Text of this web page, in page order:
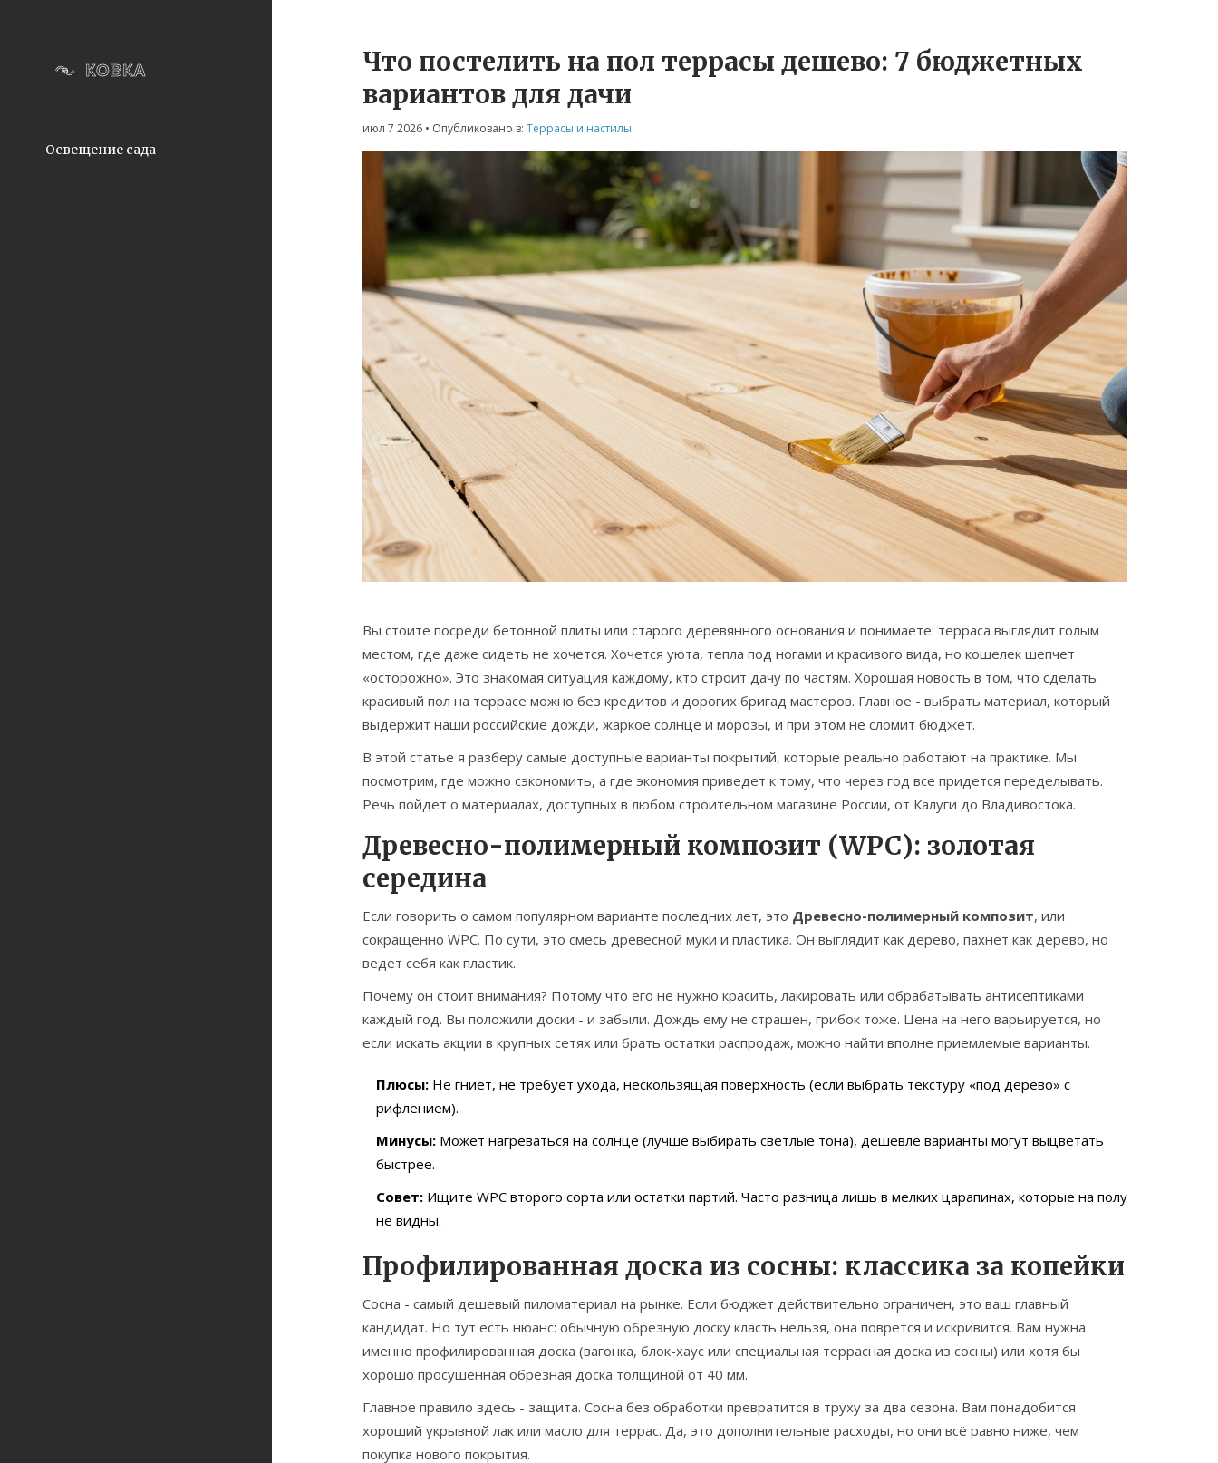
Освещение сада
Что постелить на пол террасы дешево: 7 бюджетных
вариантов для дачи
июл 7 2026 • Опубликовано в: Террасы и настилы
Вы стоите посреди бетонной плиты или старого деревянного основания и понимаете: терраса выглядит голым
местом, где даже сидеть не хочется. Хочется уюта, тепла под ногами и красивого вида, но кошелек шепчет
«осторожно». Это знакомая ситуация каждому, кто строит дачу по частям. Хорошая новость в том, что сделать
красивый пол на террасе можно без кредитов и дорогих бригад мастеров. Главное - выбрать материал, который
выдержит наши российские дожди, жаркое солнце и морозы, и при этом не сломит бюджет.
В этой статье я разберу самые доступные варианты покрытий, которые реально работают на практике. Мы
посмотрим, где можно сэкономить, а где экономия приведет к тому, что через год все придется переделывать.
Речь пойдет о материалах, доступных в любом строительном магазине России, от Калуги до Владивостока.
Древесно-полимерный композит (WPC): золотая
середина
Если говорить о самом популярном варианте последних лет, это Древесно-полимерный композит, или
сокращенно WPC. По сути, это смесь древесной муки и пластика. Он выглядит как дерево, пахнет как дерево, но
ведет себя как пластик.
Почему он стоит внимания? Потому что его не нужно красить, лакировать или обрабатывать антисептиками
каждый год. Вы положили доски - и забыли. Дождь ему не страшен, грибок тоже. Цена на него варьируется, но
если искать акции в крупных сетях или брать остатки распродаж, можно найти вполне приемлемые варианты.
Плюсы: Не гниет, не требует ухода, нескользящая поверхность (если выбрать текстуру «под дерево» с
рифлением).
Минусы: Может нагреваться на солнце (лучше выбирать светлые тона), дешевле варианты могут выцветать
быстрее.
Совет: Ищите WPC второго сорта или остатки партий. Часто разница лишь в мелких царапинах, которые на полу
не видны.
Профилированная доска из сосны: классика за копейки
Сосна - самый дешевый пиломатериал на рынке. Если бюджет действительно ограничен, это ваш главный
кандидат. Но тут есть нюанс: обычную обрезную доску класть нельзя, она поврется и искривится. Вам нужна
именно профилированная доска (вагонка, блок-хаус или специальная террасная доска из сосны) или хотя бы
хорошо просушенная обрезная доска толщиной от 40 мм.
Главное правило здесь - защита. Сосна без обработки превратится в труху за два сезона. Вам понадобится
хороший укрывной лак или масло для террас. Да, это дополнительные расходы, но они всё равно ниже, чем
покупка нового покрытия.